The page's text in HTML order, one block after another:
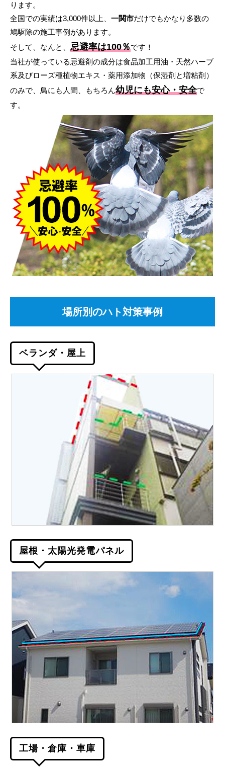
ります。
全国での実績は3,000件以上、 一関市だけでもかなり多数の
鳩駆除の施工事例があります。
そして、なんと、 忌避率は100％です！
当社が使っている忌避剤の成分は食品加工用油・天然ハーブ
系及びローズ種植物エキス・薬用添加物（保湿剤と増粘剤）
のみで、鳥にも人間、もちろん幼児にも安心・安全で
す。
場所別のハト対策事例
ベランダ・屋上
屋根・太陽光発電パネル
工場・倉庫・車庫